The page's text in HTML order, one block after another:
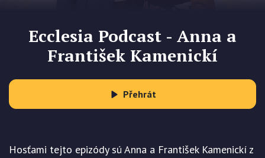
Ecclesia Podcast - Anna a
František Kamenickí
Přehrát
Hosťami tejto epizódy sú Anna a František Kamenickí z